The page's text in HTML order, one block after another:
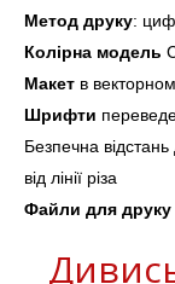
Метод друку:
Колірна модель
Макет в
Шрифти
Безпечна
від лінії різа
Файли для друку